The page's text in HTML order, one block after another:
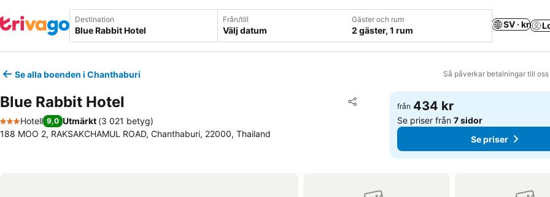
Destination Från/till
Välj datum
Gäster och rum
2 gäster, 1 rum
SV · kr
Se alla boenden i Chanthaburi Så påverkar betalningar till
Blue Rabbit Hotel Dela
Lägg till i Mina Favoriter
3 Stjärnor
Hotell 9,0 Utmärkt (3 021 betyg)
188 MOO 2, RAKSAKCHAMUL ROAD, Chanthaburi, 22000, Thailand
från 434 kr
Se priser från7 sidor
Se priser